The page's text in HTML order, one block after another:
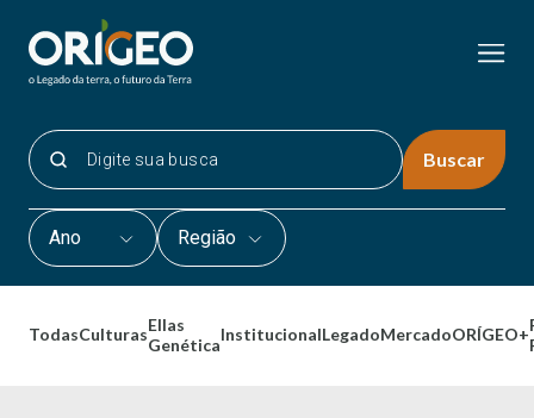
Buscar
Ano Região
TodasCulturasEllas
GenéticaInstitucionalLegadoMercadoORÍGEO+